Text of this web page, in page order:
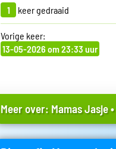
1 keer gedraaid
Vorige keer:
13-05-2026 om 23:33 uur
Meer over: Mamas Jasje•